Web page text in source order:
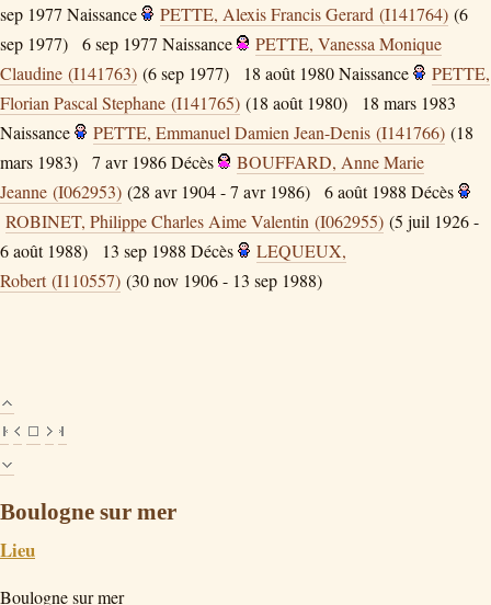
sep 1977 Naissance PETTE, Alexis Francis Gerard (I141764) (6
sep 1977)
6 sep 1977 Naissance
PETTE, Vanessa Monique
Claudine (I141763) (6 sep 1977) 18 août 1980Naissance
PETTE,
Florian Pascal Stephane (I141765) (18 août 1980)
18 mars 1983
Naissance
PETTE, Emmanuel Damien Jean-Denis (I141766) (18
mars 1983)
7 avr 1986Décès
BOUFFARD, Anne Marie
Jeanne (I062953) (28 avr 1904 - 7 avr 1986) 6 août 1988 Décès
ROBINET, Philippe Charles Aime Valentin (I062955) (5 juil 1926 -
6 août 1988)
13 sep 1988 Décès
LEQUEUX,
Robert (I110557) (30 nov 1906 - 13 sep 1988)
Boulogne sur mer
Lieu
Boulogne sur mer